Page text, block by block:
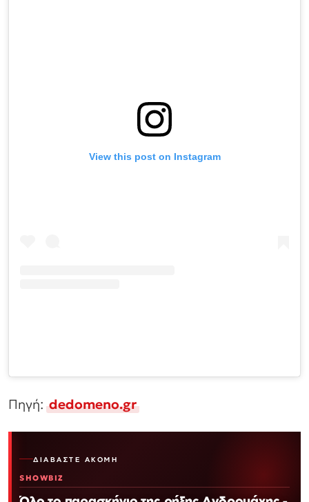
View this post on Instagram
Πηγή:dedomeno.gr
ΔΙΑΒΆΣΤΕ ΑΚΌΜΗ
SHOWBIZ